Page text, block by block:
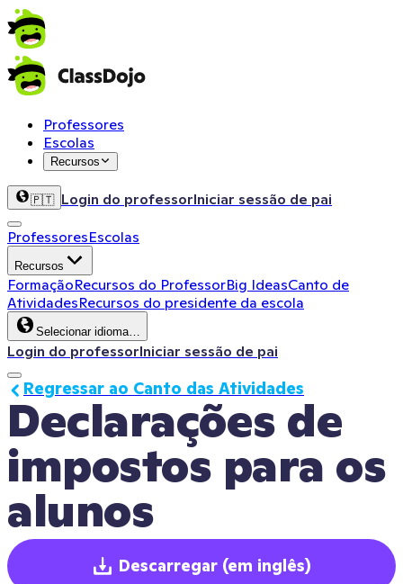
Professores
Escolas
Recursos
🇵🇹 Login do professorIniciar sessão de pai
ProfessoresEscolas
Recursos
FormaçãoRecursos do ProfessorBig IdeasCanto de
AtividadesRecursos do presidente da escola
Selecionar idioma…
Login do professorIniciar sessão de pai
Declarações de
impostos para os
alunos
Regressar ao Canto das Atividades
Descarregar (em inglês)